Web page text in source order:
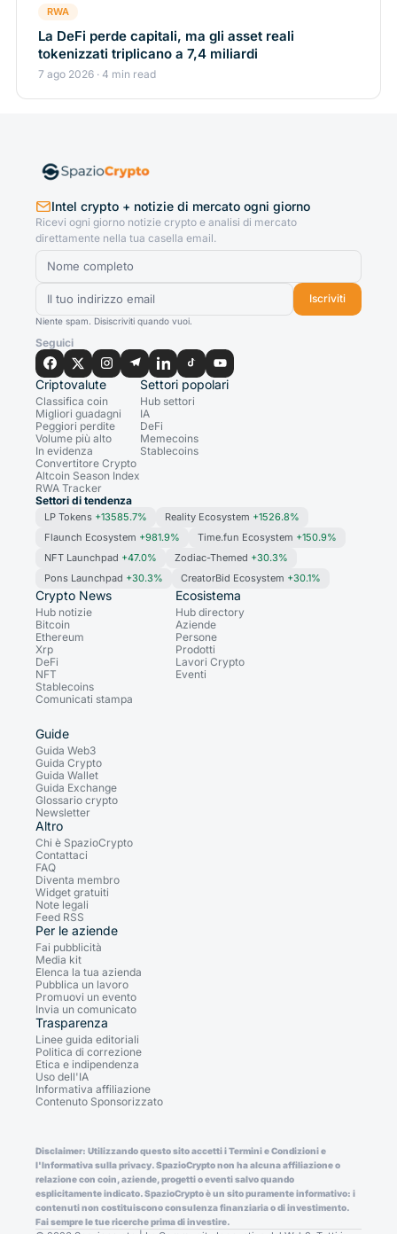
RWA
La DeFi perde capitali, ma gli asset reali
tokenizzati triplicano a 7,4 miliardi
7 ago 2026 · 4 min read
Intel crypto + notizie di mercato ogni giorno
Ricevi ogni giorno notizie crypto e analisi di mercato
direttamente nella tua casella email.
Iscriviti
Niente spam. Disiscriviti quando vuoi.
Seguici
Criptovalute
Classifica coin
Migliori guadagni
Peggiori perdite
Volume più alto
In evidenza
Convertitore Crypto
Altcoin Season Index
RWA Tracker
Settori popolari
Hub settori
IA
DeFi
Memecoins
Stablecoins
Settori di tendenza
LP Tokens +13585.7% Reality Ecosystem +1526.8%
Flaunch Ecosystem +981.9% Time.fun Ecosystem +150.9%
NFT Launchpad +47.0% Zodiac-Themed +30.3%
Pons Launchpad +30.3% CreatorBid Ecosystem +30.1%
Crypto News
Hub notizie
Bitcoin
Ethereum
Xrp
DeFi
NFT
Stablecoins
Comunicati stampa
Ecosistema
Hub directory
Aziende
Persone
Prodotti
Lavori Crypto
Eventi
Guide
Guida Web3
Guida Crypto
Guida Wallet
Guida Exchange
Glossario crypto
Newsletter
Altro
Chi è SpazioCrypto
Contattaci
FAQ
Diventa membro
Widget gratuiti
Note legali
Feed RSS
Per le aziende
Fai pubblicità
Media kit
Elenca la tua azienda
Pubblica un lavoro
Promuovi un evento
Invia un comunicato
Trasparenza
Linee guida editoriali
Politica di correzione
Etica e indipendenza
Uso dell'IA
Informativa affiliazione
Contenuto Sponsorizzato
Disclaimer: Utilizzando questo sito accetti i Termini e Condizioni e
l'Informativa sulla privacy. SpazioCrypto non ha alcuna affiliazione o
relazione con coin, aziende, progetti o eventi salvo quando
esplicitamente indicato. SpazioCrypto è un sito puramente informativo: i
contenuti non costituiscono consulenza finanziaria o di investimento.
Fai sempre le tue ricerche prima di investire.